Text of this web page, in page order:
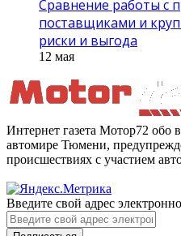
Сравнение работы с
поставщиками и
риски и выгода
12 мая
Интернет газета Мотор72 обо
автомире Тюмени,
происшествиях с участием
Введите свой адрес